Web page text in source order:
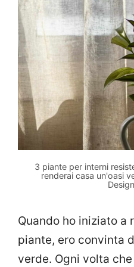
3 piante per interni
renderai casa un'oasi
Quando ho iniziato a
piante, ero convinta
verde. Ogni volta